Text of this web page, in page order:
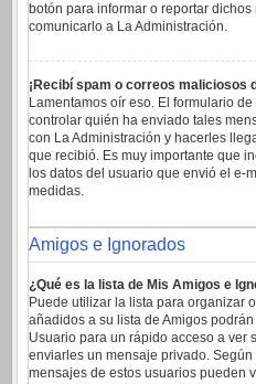
botón para informar o reportar
comunicarlo a La Administración.
¡Recibí spam o correos maliciosos
Lamentamos oír eso. El formulario
controlar quién ha enviado tales
con La Administración y hacerles
que recibió. Es muy importante que
los datos del usuario que envió el e-
medidas.
Amigos e Ignorados
¿Qué es la lista de Mis Amigos e
Puede utilizar la lista para organizar
añadidos a su lista de Amigos
Usuario para un rápido acceso a ver
enviarles un mensaje privado.
mensajes de estos usuarios pueden